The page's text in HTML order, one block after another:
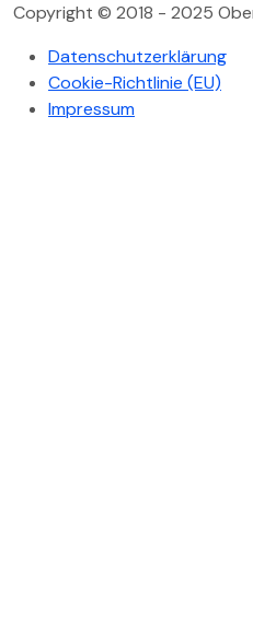
Copyright © 2018 - 2025
Datenschutzerklärung
Cookie-Richtlinie (EU)
Impressum